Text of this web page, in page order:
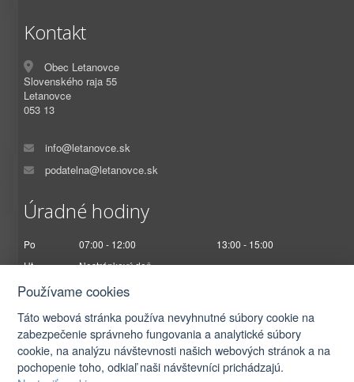
Kontakt
Obec Letanovce
Slovenského raja 55
Letanovce
053 13
info@letanovce.sk
podatelna@letanovce.sk
Úradné hodiny
Po 07:00 - 12:00
13:00 - 15:00
Ut
Nestránkový deň
St
07:00 - 12:00
Pi
07:00 - 12:30
Používame cookies
Táto webová stránka používa nevyhnutné súbory cookie na
zabezpečenie správneho fungovania a analytické súbory
cookie, na analýzu návštevnosti našich webových stránok a na
pochopenie toho, odkiaľ naši návštevníci prichádzajú.